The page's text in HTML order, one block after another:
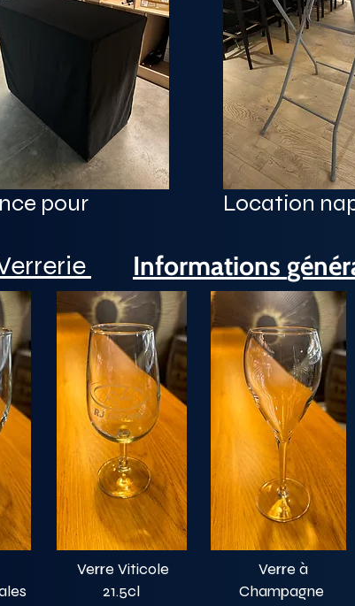
pour
Location
Informations
Verre Viticole
21.5cl
Verre à
Champagne